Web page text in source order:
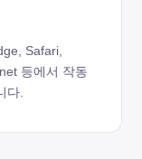
Safari,
등에서 작동
다.